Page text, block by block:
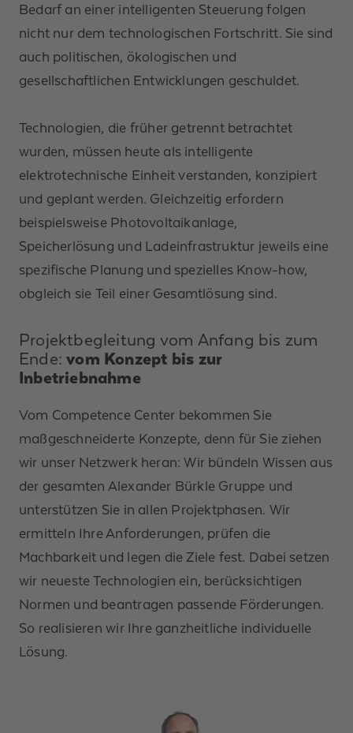
Bedarf an einer intelligenten Steuerung folgen
nicht nur dem technologischen Fortschritt. Sie sind
auch politischen, ökologischen und
gesellschaftlichen Entwicklungen geschuldet.
Technologien, die früher getrennt betrachtet
wurden, müssen heute als intelligente
elektrotechnische Einheit verstanden, konzipiert
und geplant werden. Gleichzeitig erfordern
beispielsweise Photovoltaikanlage,
Speicherlösung und Ladeinfrastruktur jeweils eine
spezifische Planung und spezielles Know-how,
obgleich sie Teil einer Gesamtlösung sind.
Projektbegleitung vom Anfang bis zum
Ende:vom Konzept bis zur
Inbetriebnahme
Vom Competence Center bekommen Sie
maßgeschneiderte Konzepte, denn für Sie ziehen
wir unser Netzwerk heran: Wir bündeln Wissen aus
der gesamten Alexander Bürkle Gruppe und
unterstützen Sie in allen Projektphasen. Wir
ermitteln Ihre Anforderungen, prüfen die
Machbarkeit und legen die Ziele fest. Dabei setzen
wir neueste Technologien ein, berücksichtigen
Normen und beantragen passende Förderungen.
So realisieren wir Ihre ganzheitliche individuelle
Lösung.